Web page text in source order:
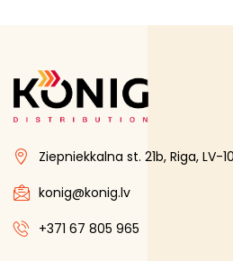
Bakaleja
Bezalkoholiskie dzērieni
Dažadi no veca sakartojuma
Dažadi no veca sakartojuma
Ziepniekkalna st. 21b, Riga, LV-
konig@konig.lv
+371 67 805 965